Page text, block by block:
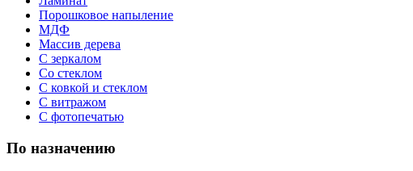
Порошковое напыление
МДФ
Массив дерева
С зеркалом
Со стеклом
С ковкой и стеклом
С витражом
С фотопечатью
По назначению